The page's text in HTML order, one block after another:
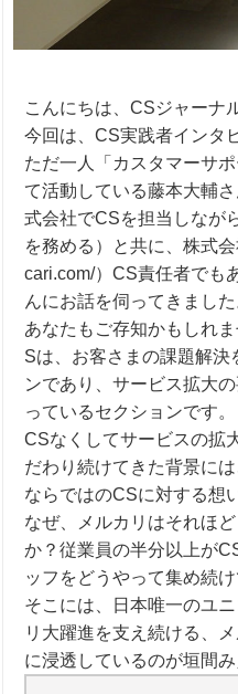
こんにちは、 CSジャーナ
今回は、 CS実践者インタ
ただ一人「カスタマーサ
て活動している藤本大輔さ
式会社でCSを担当しなが
を務める）
と共に、株式
cari.com/） CS責任者でも
んにお話を伺ってきました
あなたもご存知かもしれ
Sは、お客さまの課題解決
ンであり、サービス拡大
っているセクションです。
CSなくしてサービスの拡
だわり続けてきた背景に
ならではのCSに対する想
なぜ、メルカリはそれほ
か？従業員の半分以上が
ッフをどうやって集め続
そこには、日本唯一のユ
リ大躍進を支え続ける、
に浸透しているのが垣間み